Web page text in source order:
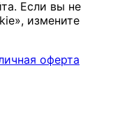
Если вы не
измените
оферта